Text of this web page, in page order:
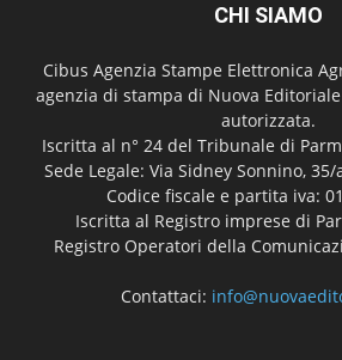
CHI SIAMO
Cibus Agenzia Stampe Elettronica
agenzia di stampa di Nuova
autorizzata.
Iscritta al n° 24 del Tribunale di
Sede Legale: Via Sidney Sonnino, 35/
Codice fiscale e partita iva:
Iscritta al Registro imprese di
Registro Operatori della
Contattaci: